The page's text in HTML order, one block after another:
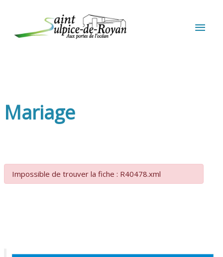
Mariage
Impossible de trouver la fiche : R40478.xml